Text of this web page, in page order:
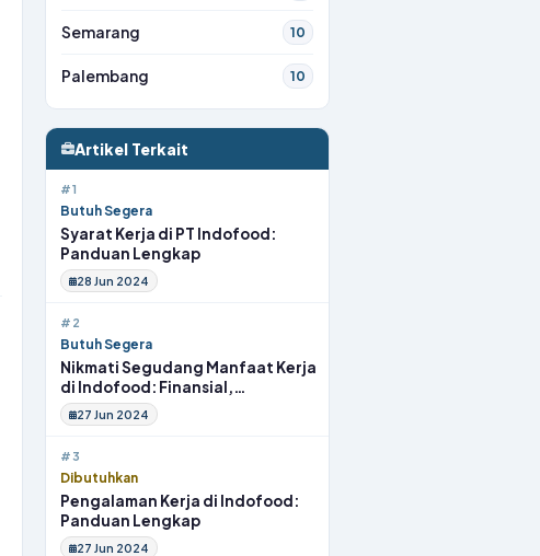
Semarang 10
Palembang 10
Artikel Terkait
#1
Butuh Segera
Syarat Kerja di PT Indofood:
Panduan Lengkap
28 Jun 2024
#2
Butuh Segera
Nikmati Segudang Manfaat Kerja
di Indofood: Finansial,
Kesehatan, hingga Sosial
27 Jun 2024
#3
Dibutuhkan
Pengalaman Kerja di Indofood:
Panduan Lengkap
27 Jun 2024